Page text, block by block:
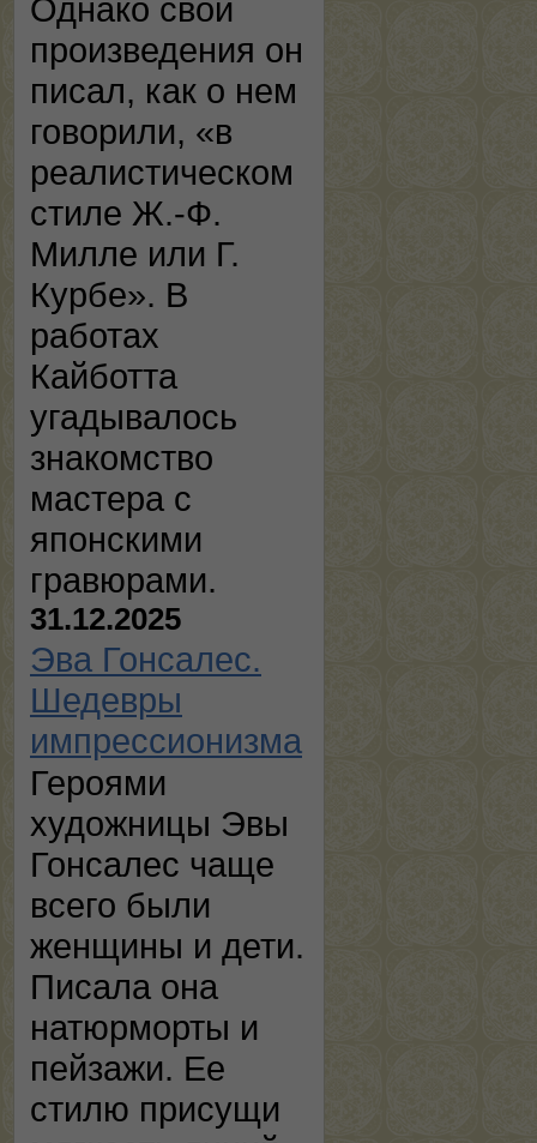
Однако свои
произведения он
писал, как о нем
говорили, «в
реалистическом
стиле Ж.-Ф.
Милле или Г.
Курбе». В
работах
Кайботта
угадывалось
знакомство
мастера с
японскими
гравюрами.
31.12.2025
Эва Гонсалес.
Шедевры
импрессионизма
Героями
художницы Эвы
Гонсалес чаще
всего были
женщины и дети.
Писала она
натюрморты и
пейзажи. Ее
стилю присущи